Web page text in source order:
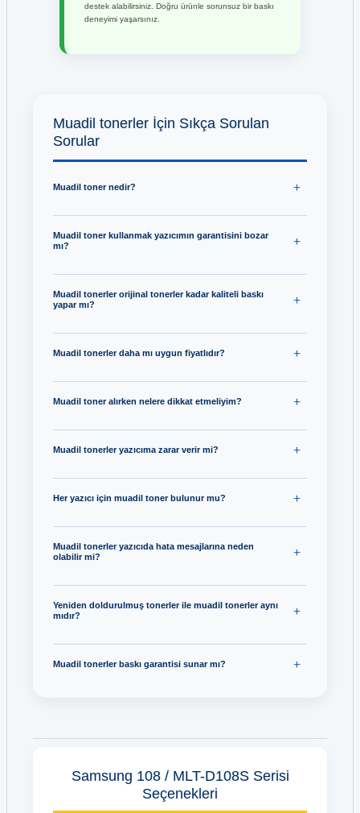
destek alabilirsiniz. Doğru ürünle sorunsuz bir baskı
deneyimi yaşarsınız.
Muadil tonerler İçin Sıkça Sorulan
Sorular
Muadil toner nedir?
Muadil toner kullanmak yazıcımın garantisini bozar
mı?
Muadil tonerler orijinal tonerler kadar kaliteli baskı
yapar mı?
Muadil tonerler daha mı uygun fiyatlıdır?
Muadil toner alırken nelere dikkat etmeliyim?
Muadil tonerler yazıcıma zarar verir mi?
Her yazıcı için muadil toner bulunur mu?
Muadil tonerler yazıcıda hata mesajlarına neden
olabilir mi?
Yeniden doldurulmuş tonerler ile muadil tonerler aynı
mıdır?
Muadil tonerler baskı garantisi sunar mı?
Samsung 108 / MLT-D108S Serisi
Seçenekleri